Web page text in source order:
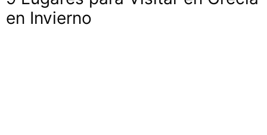
en Invierno